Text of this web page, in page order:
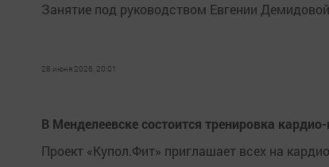
Занятие под руководством Евгении
28 июня 2026, 20:01
В Менделеевске состоится тренировка
Проект «Купол.Фит» приглашает всех на